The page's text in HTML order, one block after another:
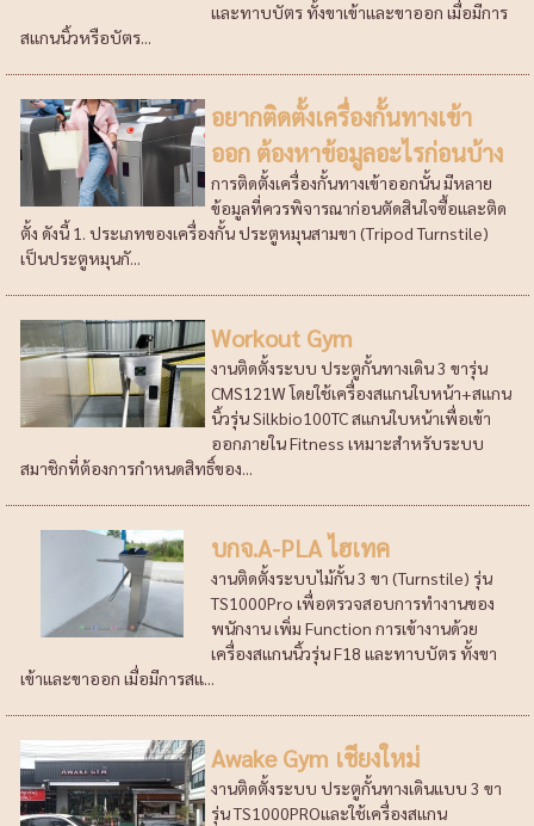
และทาบบัตร ทั้งขาเข้าและขาออก เมื่อมีการ
สแกนนิ้วหรือบัตร...
อยากติดตั้งเครื่องกั้นทางเข้า
ออก ต้องหาข้อมูลอะไรก่อนบ้าง
การติดตั้งเครื่องกั้นทางเข้าออกนั้น มีหลาย
ข้อมูลที่ควรพิจารณาก่อนตัดสินใจซื้อและติด
ตั้ง ดังนี้ 1. ประเภทของเครื่องกั้น ประตูหมุนสามขา (Tripod Turnstile)
เป็นประตูหมุนกั...
Workout Gym
งานติดตั้งระบบ ประตูกั้นทางเดิน 3 ขารุ่น
CMS121W โดยใช้เครื่องสแกนใบหน้า+สแกน
นิ้วรุ่น Silkbio100TC สแกนใบหน้าเพื่อเข้า
ออกภายใน Fitness เหมาะสำหรับระบบ
สมาชิกที่ต้องการกำหนดสิทธิ์ของ...
บกจ.A-PLA ไฮเทค
งานติดตั้งระบบไม้กั้น 3 ขา (Turnstile) รุ่น
TS1000Pro เพื่อตรวจสอบการทำงานของ
พนักงาน เพิ่ม Function การเข้างานด้วย
เครื่องสแกนนิ้วรุ่น F18 และทาบบัตร ทั้งขา
เข้าและขาออก เมื่อมีการสแ...
Awake Gym เชียงใหม่
งานติดตั้งระบบ ประตูกั้นทางเดินแบบ 3 ขา
รุ่น TS1000PROและใช้เครื่องสแกน